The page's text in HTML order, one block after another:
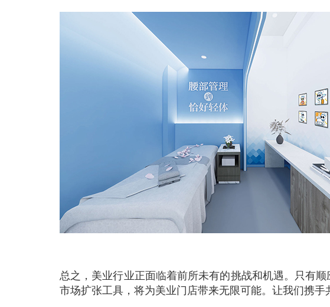
总之，美业行业正面临着前所未有的挑战和机遇。只有
市场扩张工具，将为美业门店带来无限可能。让我们携手